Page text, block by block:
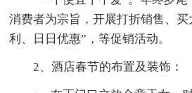
消费者为宗旨，开展打折销售、
利、日日优惠”，等促销活动。
2、酒店春节的布置及装饰：